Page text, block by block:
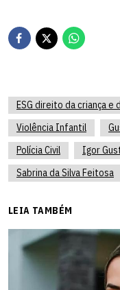
ESG direito da criança e
Violência Infantil
Polícia Civil
Igor
Sabrina da Silva Feitosa
LEIA TAMBÉM